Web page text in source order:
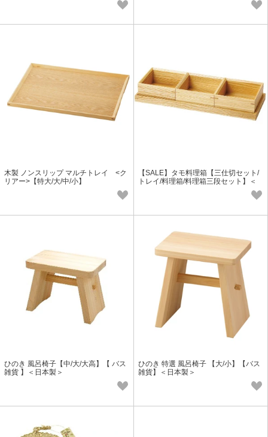
木製 ノンスリップ マルチトレイ <ク
リアー>【特大/大/中/小】
【SALE】タモ料理箱【三仕切セット/
トレイ/料理箱/料理箱三段セット】＜
ひのき 風呂椅子【中/大/大高】【 バス
雑貨 】＜日本製＞
ひのき 特選 風呂椅子 【大/小】【バス
雑貨】＜日本製＞